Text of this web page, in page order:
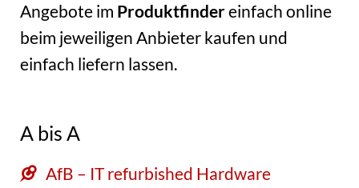
Angebote im Produktfindereinfach online
beim jeweiligen Anbieter kaufen und
einfach liefern lassen.
A bis A
AfB – IT refurbished Hardware